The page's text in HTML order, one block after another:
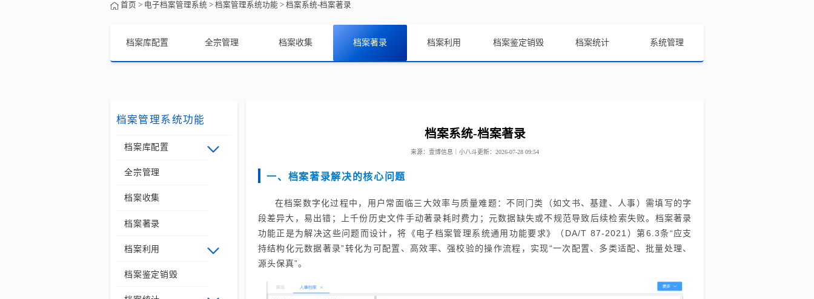
首页 > 电子档案管理系统 > 档案管理系统功能 > 档案系统-档案著录
档案库配置 全宗管理 档案收集 档案著录 档案利用 档案鉴定销毁 档案统计 系统管理
档案系统-档案著录
来源：壹博信息｜小八斗更新：2026-07-28 09:54
一、档案著录解决的核心问题
在档案数字化过程中，用户常面临三大效率与质量难题：不同门类（如文书、基建、人事）需填写的字
段差异大，易出错；上千份历史文件手动著录耗时费力；元数据缺失或不规范导致后续检索失败。档案著录
功能正是为解决这些问题而设计，将《电子档案管理系统通用功能要求》（DA/T 87-2021）第6.3条“应支
持结构化元数据著录”转化为可配置、高效率、强校验的操作流程，实现“一次配置、多类适配、批量处理、
源头保真”。
档案管理系统功能
档案库配置
全宗管理
档案收集
档案著录
档案利用
档案鉴定销毁